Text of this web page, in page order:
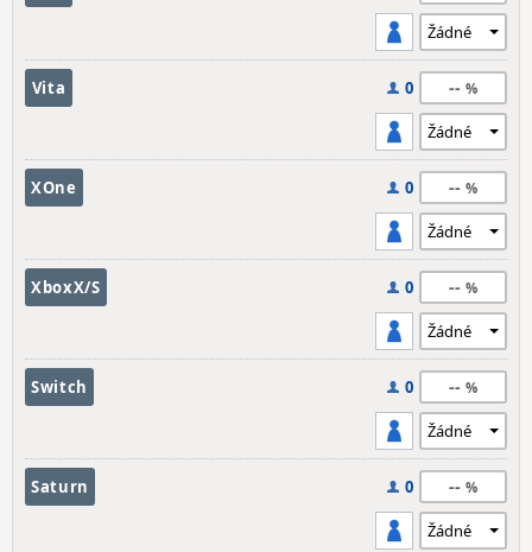
Vita 0 --
XOne 0 --
XboxX/S 0 --
Switch 0 --
Saturn 0 --